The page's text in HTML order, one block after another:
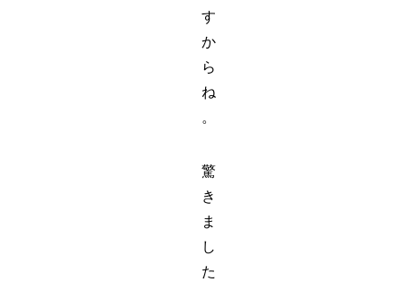
す
か
ら
ね
。
驚
き
ま
し
た